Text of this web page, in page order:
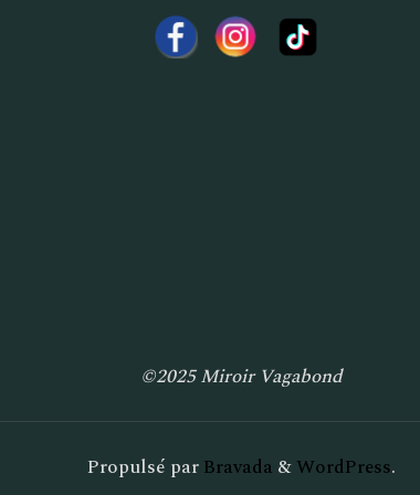
©2025 Miroir Vagabond
Propulsé parBravada &WordPress.